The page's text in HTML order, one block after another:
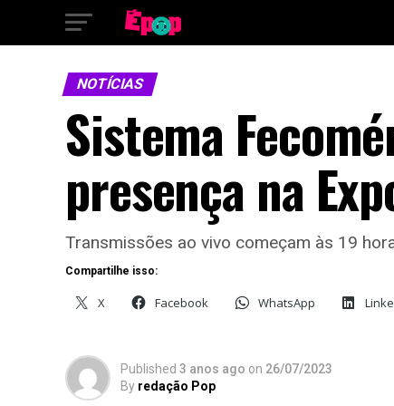
NOTÍCIAS
Sistema
presença na
Transmissões ao vivo começam às 19
Compartilhe isso:
X Facebook WhatsApp
Published 3 anos ago on 26/07/2023
By redação Pop